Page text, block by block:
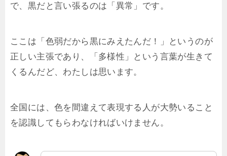
で、黒だと言い張るのは「異常」です。
ここは「色弱だから黒にみえたんだ！」というのが
正しい主張であり、「多様性」という言葉が生きて
くるんだど、わたしは思います。
全国には、色を間違えて表現する人が大勢いること
を認識してもらわなければいけません。